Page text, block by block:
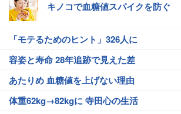
キノコで血糖値スパイクを防ぐ
「モテるためのヒント」326人に
容姿と寿命 28年追跡で見えた差
あたりめ 血糖値を上げない理由
体重62kg→82kgに 寺田心の生活